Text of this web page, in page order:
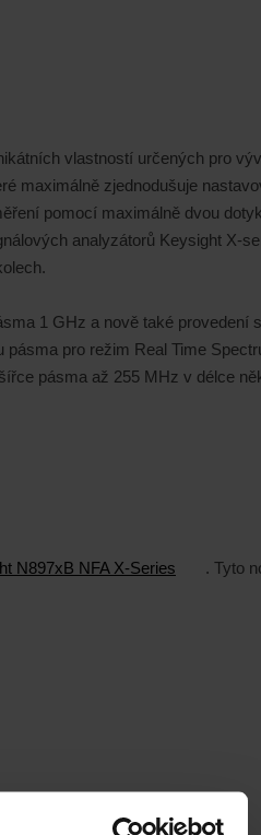
vlastností určených pro
maximálně zjednodušuje
pomocí maximálně dvou
analyzátorů Keysight X-
1 GHz a nově také provedení
pro režim Real Time
pásma až 255 MHz v délce
N897xB NFA X-Series
. Tyto